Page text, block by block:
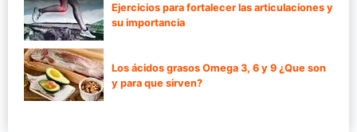
Ejercicios para fortalecer las articulaciones y
su importancia
Los ácidos grasos Omega 3, 6 y 9 ¿Que son
y para que sirven?